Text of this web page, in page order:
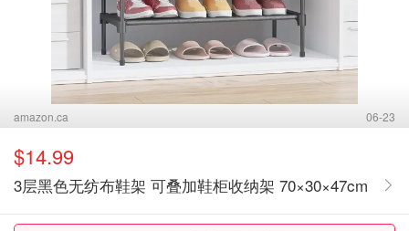
amazon.ca 06-23
$14.99
3层黑色无纺布鞋架 可叠加鞋柜收纳架 70×30×47cm